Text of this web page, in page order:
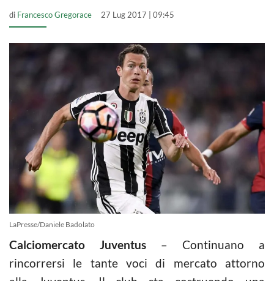
di Francesco Gregorace 27 Lug 2017 | 09:45
LaPresse/Daniele Badolato
Calciomercato Juventus – Continuano a
rincorrersi le tante voci di mercato attorno